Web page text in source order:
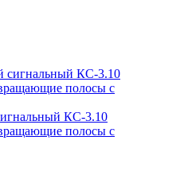
КС-3.10
полосы с